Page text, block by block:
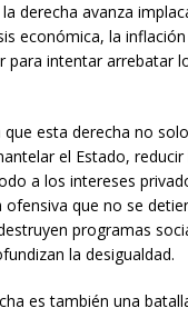
derecha avanza
económica, la inflación
para intentar arrebatar
que esta derecha no
el Estado,
a los intereses
que no se
programas
la desigualdad.
es también una